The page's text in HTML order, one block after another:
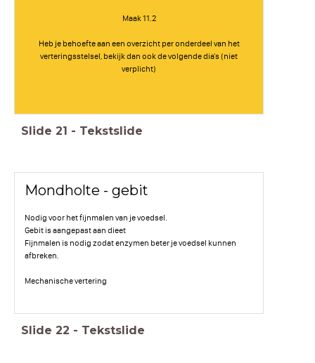
Maak 11.2
Heb je behoefte aan een overzicht per onderdeel van het
verteringsstelsel, bekijk dan ook de volgende dia's (niet
verplicht)
Slide 21 - Tekstslide
Mondholte - gebit
Nodig voor het fijnmalen van je voedsel.
Gebit is aangepast aan dieet
Fijnmalen is nodig zodat enzymen beter je voedsel kunnen
afbreken.
Mechanische vertering
Slide 22 - Tekstslide